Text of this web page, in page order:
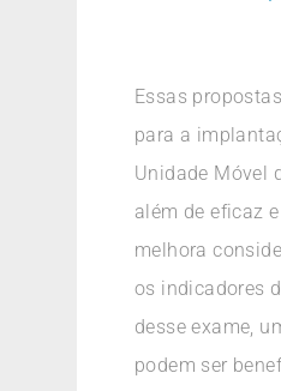
Essas
para a
Unidade Móvel
além de eficaz
melhora
os indicadores
desse exame,
podem ser